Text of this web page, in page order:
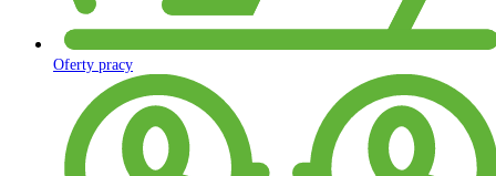
Oferty pracy